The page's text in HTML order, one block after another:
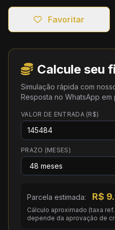
Favoritar
Calcule seu
Simulação rápida com
Resposta no WhatsApp em
VALOR DE ENTRADA (R$)
PRAZO (MESES)
Parcela estimada: R$
Cálculo aproximado (taxa ref.
depende da aprovação de